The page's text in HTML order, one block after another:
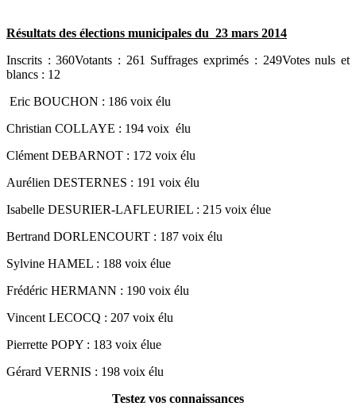
Résultats des élections municipales du 23 mars 2014
Inscrits : 360Votants : 261 Suffrages exprimés : 249Votes nuls et
blancs : 12
Eric BOUCHON : 186 voix élu
Christian COLLAYE : 194 voix élu
Clément DEBARNOT : 172 voix élu
Aurélien DESTERNES : 191 voix élu
Isabelle DESURIER-LAFLEURIEL : 215 voix élue
Bertrand DORLENCOURT : 187 voix élu
Sylvine HAMEL : 188 voix élue
Frédéric HERMANN : 190 voix élu
Vincent LECOCQ : 207 voix élu
Pierrette POPY : 183 voix élue
Gérard VERNIS : 198 voix élu
Testez vos connaissances